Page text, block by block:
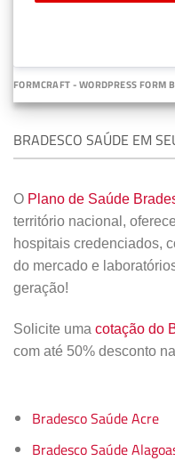
FORMCRAFT - WORDPRESS FORM
BRADESCO SAÚDE EM
O Plano de Saúde
território nacional,
hospitais credenciados,
do mercado e
geração!
Solicite uma cotação do
com até 50% desconto
Bradesco Saúde Acre
Bradesco Saúde